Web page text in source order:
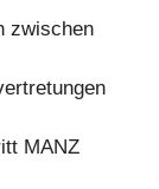
zwischen
MANZ